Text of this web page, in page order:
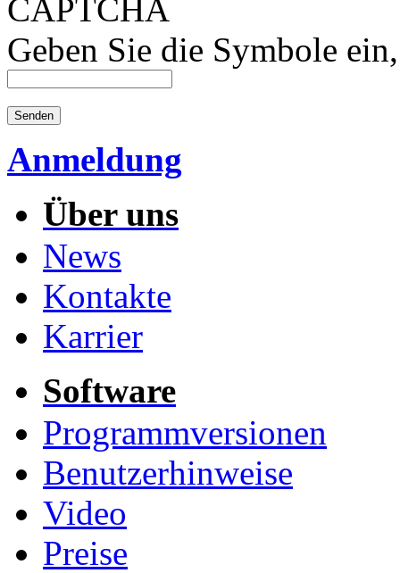
Geben Sie die Symbole
Anmeldung
Über uns
News
Kontakte
Karrier
Software
Programmversionen
Benutzerhinweise
Video
Preise